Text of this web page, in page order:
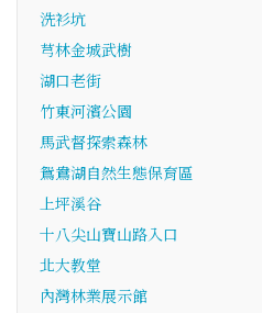
洗衫坑
芎林金城武樹
湖口老街
竹東河濱公園
馬武督探索森林
鴛鴦湖自然生態保育區
上坪溪谷
十八尖山寶山路入口
北大教堂
內灣林業展示館